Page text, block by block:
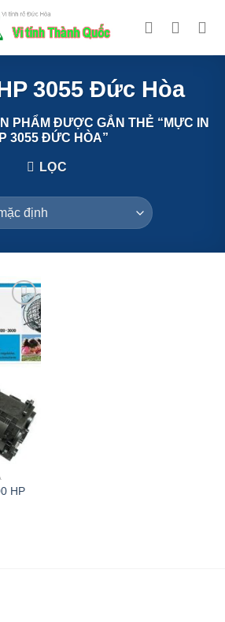
3055 Đức Hòa
PHẨM ĐƯỢC GẮN THẺ “MỰC IN
3055 ĐỨC HÒA”
LỌC
Add to
Wishlist
HP